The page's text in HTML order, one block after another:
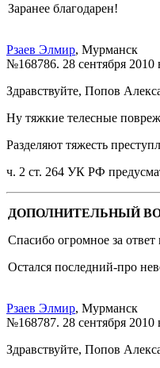
Заранее благодарен!
Рзаев Элмир, Мурманск
№168786. 28 сентября 2010
Здравствуйте, Попов
Ну тяжкие телесные
Разделяют тяжесть
ч. 2 ст. 264 УК РФ
ДОПОЛНИТЕЛЬНЫЙ
Спасибо огромное за
Остался последний-про
Рзаев Элмир, Мурманск
№168787. 28 сентября 2010
Здравствуйте, Попов